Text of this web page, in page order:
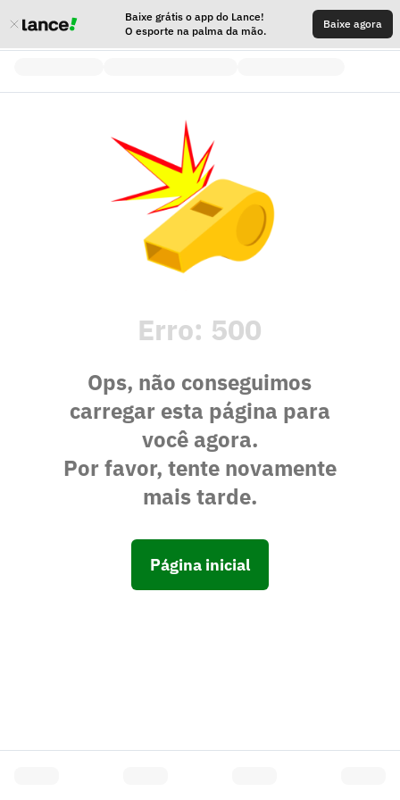
Baixe grátis o app do Lance!
O esporte na palma da mão.
Baixe agora
Erro: 500
Ops, não conseguimos
carregar esta página para
você agora.
Por favor, tente novamente
mais tarde.
Página inicial